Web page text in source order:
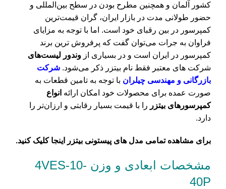
کشور آلمان و همچنین مطرح بودن در سطح بین‌المللی و
حضور طولانی مدت در بازار ایران، گران قیمت‌ترین
کمپرسور در بین رقبای خود است. اما با توجه به مزایای
فراوان به جرات می‌توان گفت که پرفروش ترین برند
کمپرسور در ایران است و در بسیاری از وندور لیست‌های
شرکت های معتبر فقط نام بیتزر ذکر می‌شود. شرکت
بازرگانی و مهندسی چیلران با توجه به تامین قطعات به
صورت عمده برای محصولات خود امکان ارائه انواع
کمپرسورهای بیتزر را با قیمت بسیار رقابتی و ارزان‌تر را
دارد.
برای مشاهده تمامی مدل های پیستونی بیتزر اینجا کلیک کنید.
مشخصات ابعادی و وزن 4VES-10-
40P